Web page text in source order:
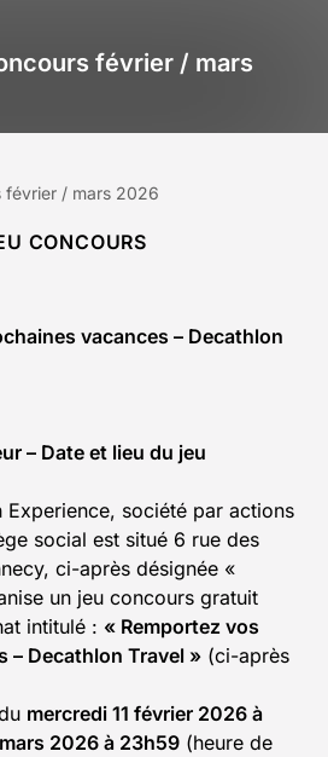
février / mars
février / mars 2026
CONCOURS
vacances – Decathlon
– Date et lieu du jeu
Experience, société par actions
social est situé 6 rue des
ci-après désignée «
un jeu concours gratuit
intitulé : « Remportez vos
– Decathlon Travel » (ci-après
mercredi 11 février 2026 à
2026 à 23h59 (heure de